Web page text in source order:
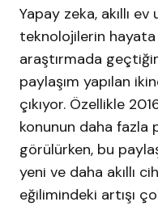
Yapay zeka, akıllı
teknolojilerin
araştırmada
paylaşım yapılan
çıkıyor. Özellikle
konunun daha fazla
görülürken, bu
yeni ve daha akıllı
eğilimindeki artışı